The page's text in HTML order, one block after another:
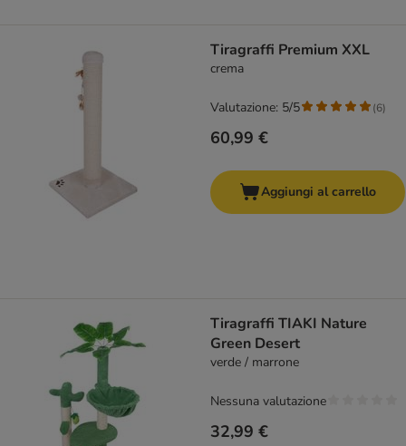
Tiragraffi Premium XXL
crema
60,99 €
Valutazione: 5/5 (6)
Aggiungi al carrello
Tiragraffi TIAKI Nature
Green Desert
verde / marrone
32,99 €
Nessuna valutazione